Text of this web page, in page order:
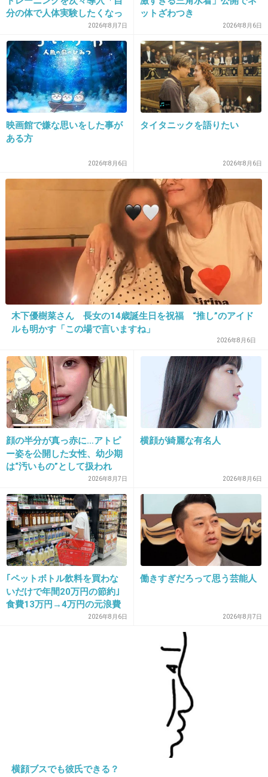
高級住宅街
遮断機が下りてるのに突っ込んだみたいよ
+112 -0
2018/10/26(金) 10:43:51
数千万の借金背負って風俗行きだねｗ
小汚いおっさんと沢山エッチしてね
+21 -22
18. 匿名2018/10/26(金) 10:45:03
終電近く池袋から帰るのにそこで止まられたら
どうしようもないわ。
ほんと迷惑だなぁ…
19. 匿名2018/10/26(金) 10:45:22
>>14
今、この事故を検索してみたけど一切名前が出てこない
+12
分の体で人体実験したくなっ
2026年8月7日
ットざわつき
2026年8月6日
映画館で嫌な思いをした事が
ある方
2026年8月6日
タイタニックを語りたい
2026年8月6日
木下優樹菜さん 長女の14歳誕生日を祝福 “推し”のアイド
ルも明かす「この場で言いますね」
2026年8月6日
顔の半分が真っ赤に…アトピ
ー姿を公開した女性、幼少期
は“汚いもの”として扱われ
「人に触れる行為に罪悪感を
持っていた」
2026年8月7日
横顔が綺麗な有名人
2026年8月6日
｢ペットボトル飲料を買わな
いだけで年間20万円の節約｣
食費13万円→4万円の元浪費
主婦が買うのをやめた食品5
2026年8月6日
働きすぎだろって思う芸能人
2026年8月7日
横顔ブスでも彼氏できる？